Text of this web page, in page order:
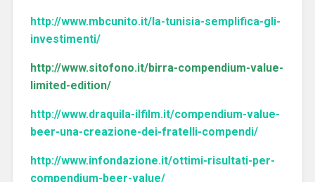
http://www.mbcunito.it/la-tunisia-semplifica-gli-
investimenti/
http://www.sitofono.it/birra-compendium-value-
limited-edition/
http://www.draquila-ilfilm.it/compendium-value-
beer-una-creazione-dei-fratelli-compendi/
http://www.infondazione.it/ottimi-risultati-per-
compendium-beer-value/